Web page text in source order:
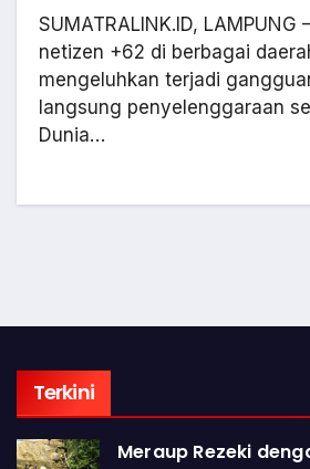
SUMATRALINK.ID, LAMPUNG
netizen +62 di berbagai
mengeluhkan terjadi
langsung penyelenggaraan
Dunia…
Terkini
Meraup Rezeki